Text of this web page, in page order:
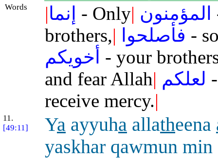
Words |إنما - Only| المؤمنون
brothers,| فأصلحوا -
أخويكم - your
and fear Allah| لعلكم
receive mercy.|
11.
[49:11]
Ya ayyuha allatheena
yaskhar qawmun